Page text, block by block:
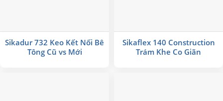
Sikadur 732 Keo Kết Nối Bê
Tông Cũ vs Mới
Sikaflex 140 Construction
Trám Khe Co Giãn